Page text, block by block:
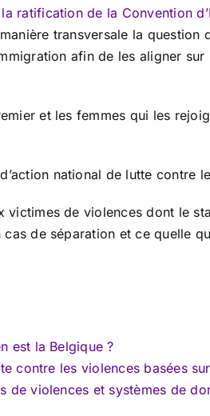
ratification de la Convention
transversale la
afin de les aligner
et les femmes qui les
national de lutte contre
victimes de violences dont le
de séparation et ce quelle
est la Belgique ?
contre les violences basées
de violences et systèmes de